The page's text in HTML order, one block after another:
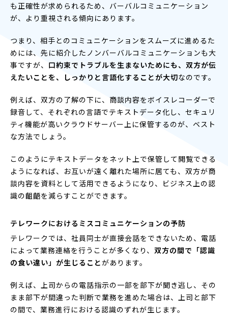
も正確性が求められるため、バーバルコミュニケーション
が、より重視される傾向にあります。
つまり、相手とのコミュニケーションをスムーズに進めるた
めには、先に紹介したノンバーバルコミュニケーションも大
事ですが、 口約束でトラブルを生まないためにも、双方が伝
えたいことを、しっかりと言語化することが大切なのです。
例えば、双方の了解の下に、商談内容をボイスレコーダーで
録音して、それぞれの言語でテキストデータ化し、セキュリ
ティ機能が高いクラウドサーバー上に保管するのが、ベスト
な方法でしょう。
このようにテキストデータをネット上で保管して閲覧できる
ようになれば、お互いが遠く離れた場所に居ても、双方が商
談内容を資料として活用できるようになり、ビジネス上の認
識の齟齬を減らすことができます。
テレワークにおけるミスコミュニケーションの予防
テレワークでは、社員同士が直接会話をできないため、電話
によって業務連絡を行うことが多くなり、 双方の間で「認識
の食い違い」が生じることがあります。
例えば、上司からの電話指示の一部を部下が聞き逃し、その
まま部下が間違った判断で業務を進めた場合は、上司と部下
の間で、業務進行における認識のずれが生じます。